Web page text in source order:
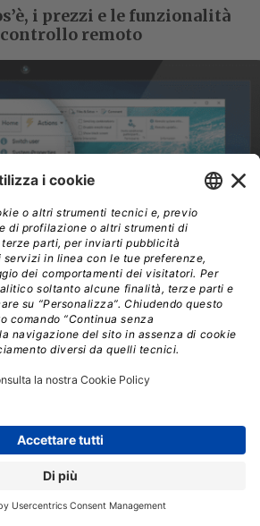
i prezzi e le funzionalità
remoto
necessario per il controllo
e completo: ecco le funzionalità e i
disponibile.
DESTRI